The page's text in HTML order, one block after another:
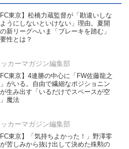
FC東京】松橋力蔵監督が「勘違いしな
うにしないといけない」理由。夏開
新リーグへいま「ブレーキを踏む」
性とは？
カーマガジン編集部
FC東京】4連勝の中心に「FW佐藤龍之
がいる。自由で繊細なポジショニン
生み出す「いるだけでスペースが空
」魔法
カーマガジン編集部
FC東京】「気持ちよかった！」野澤零
苦しみから抜け出して決めた殊勲の